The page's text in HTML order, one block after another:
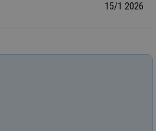
15/1 2026